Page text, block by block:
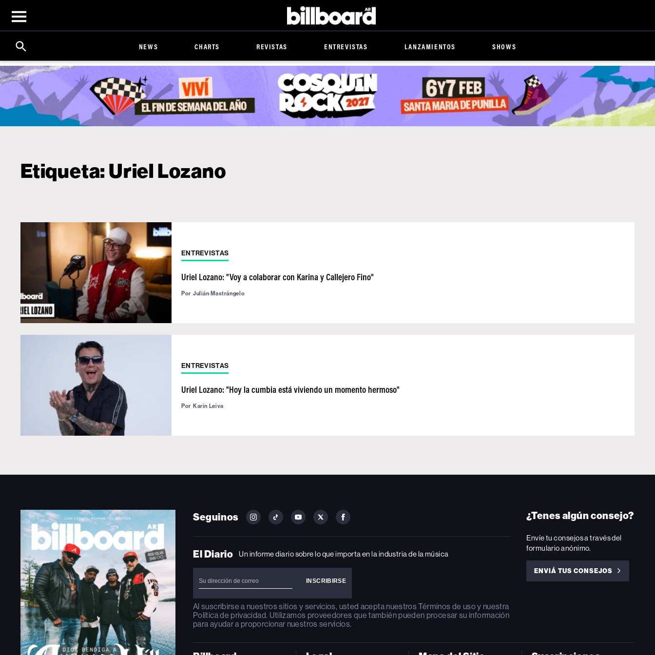
Open
menu
Billboard
Search
Click
Expand
Search
Input
NEWS CHARTS REVISTAS ENTREVISTAS LANZAMIENTOS SHOWS
Etiqueta: Uriel Lozano
ENTREVISTAS
Uriel Lozano: "Voy a colaborar con Karina y Callejero Fino"
Por Julián Mastrángelo
ENTREVISTAS
Uriel Lozano: "Hoy la cumbia está viviendo un momento hermoso"
Por Karin Leiva
Seguinos
FOLLOW
ON
FOLLOW
ON
FOLLOW
ON
FOLLOW
ON
FOLLOW
ON
El Diario Un informe diario sobre lo que importa en la industria de la música
Al suscribirse a nuestros sitios y servicios, usted acepta nuestrosTérminos de usoy nuestra
Política de privacidad. Utilizamos proveedores que también pueden procesar su información
para ayudar a proporcionar nuestros servicios.
¿Tenes algún consejo?
Envíe tu consejos a través del
formulario anónimo.
ENVIÁ TUS CONSEJOS
ENVIÁ
TUS